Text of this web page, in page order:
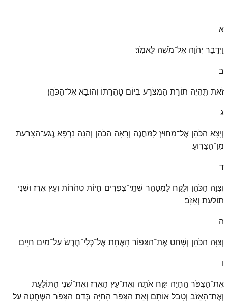
א
וַיְדַבֵּר יְהֹוָה אֶל־מֹשֶׁה לֵּאמֹֽר׃
ב
זֹאת תִּֽהְיֶה תּוֹרַת הַמְּצֹרָע בְּיוֹם טׇהֳרָתוֹ וְהוּבָא אֶל־הַכֹּהֵֽן׃
ג
וְיָצָא הַכֹּהֵן אֶל־מִחוּץ לַֽמַּחֲנֶה וְרָאָה הַכֹּהֵן וְהִנֵּה נִרְפָּא נֶֽגַע־הַצָּרַעַת
מִן־הַצָּרֽוּעַ׃
ד
וְצִוָּה הַכֹּהֵן וְלָקַח לַמִּטַּהֵר שְׁתֵּֽי־צִפֳּרִים חַיּוֹת טְהֹרוֹת וְעֵץ אֶרֶז וּשְׁנִי
תוֹלַעַת וְאֵזֹֽב׃
ה
וְצִוָּה הַכֹּהֵן וְשָׁחַט אֶת־הַצִּפּוֹר הָאֶחָת אֶל־כְּלִי־חֶרֶשׂ עַל־מַיִם חַיִּֽים׃
ו
אֶת־הַצִּפֹּר הַֽחַיָּה יִקַּח אֹתָהּ וְאֶת־עֵץ הָאֶרֶז וְאֶת־שְׁנִי הַתּוֹלַעַת
וְאֶת־הָאֵזֹב וְטָבַל אוֹתָם וְאֵת הַצִּפֹּר הַֽחַיָּה בְּדַם הַצִּפֹּר הַשְּׁחֻטָה עַל